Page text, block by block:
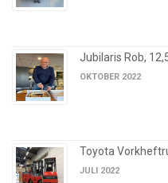
Jubilaris Rob,
OKTOBER 2022
Toyota
JULI 2022